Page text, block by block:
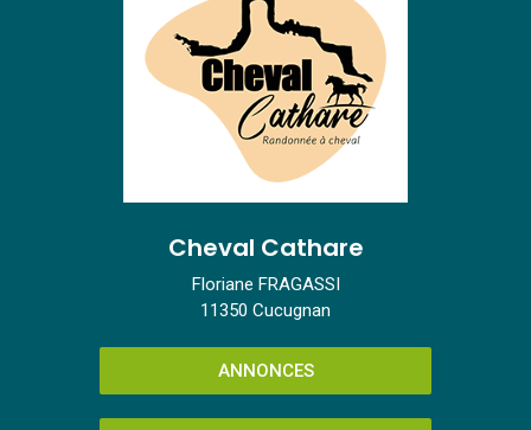
Cheval Cathare
Floriane FRAGASSI
11350 Cucugnan
ANNONCES